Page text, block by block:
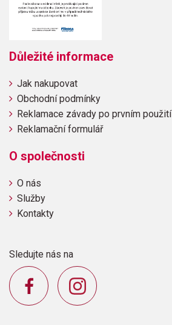
Důležité informace
Jak nakupovat
Obchodní podmínky
Reklamace závady po prvním použití
Reklamační formulář
O společnosti
O nás
Služby
Kontakty
Sledujte nás na